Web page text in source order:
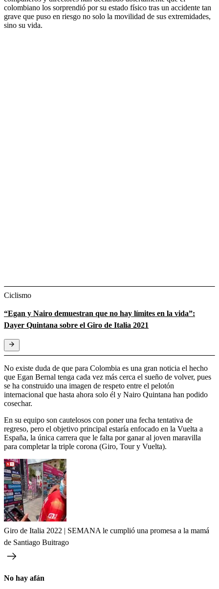
colombiano los sorprendió por su estado físico tras un accidente tan
grave que puso en riesgo no solo la movilidad de sus extremidades,
sino su vida.
Ciclismo
“Egan y Nairo demuestran que no hay límites en la vida”:
Dayer Quintana sobre el Giro de Italia 2021
No existe duda de que para Colombia es una gran noticia el hecho
que Egan Bernal tenga cada vez más cerca el sueño de volver, pues
se ha construido una imagen de respeto entre el pelotón
internacional que hasta ahora solo él y Nairo Quintana han podido
cosechar.
En su equipo son cautelosos con poner una fecha tentativa de
regreso, pero el objetivo principal estaría enfocado en la Vuelta a
España, la única carrera que le falta por ganar al joven maravilla
para completar la triple corona (Giro, Tour y Vuelta).
Giro de Italia 2022 | SEMANA le cumplió una promesa a la mamá
de Santiago Buitrago
No hay afán